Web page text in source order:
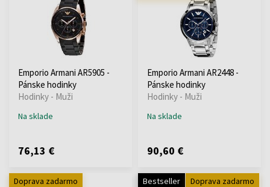
Emporio Armani AR5905 -
Pánske hodinky
Hodinky - Muži
Na sklade
76,13 €
Emporio Armani AR2448 -
Pánske hodinky
Hodinky - Muži
Na sklade
90,60 €
Doprava zadarmo Bestseller Doprava zadarmo